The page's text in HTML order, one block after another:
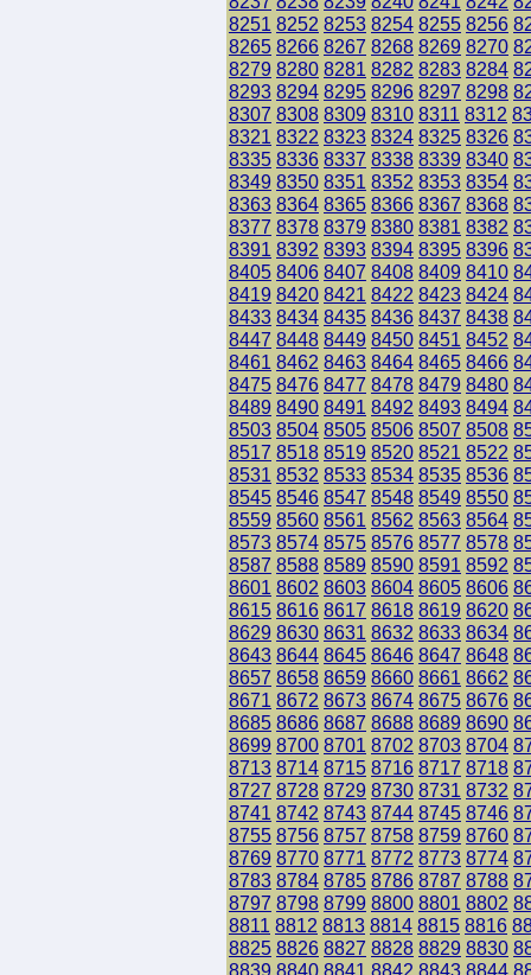
8251 8252 8253 8254 8255 8256
8265 8266 8267 8268 8269 8270
8279 8280 8281 8282 8283 8284
8293 8294 8295 8296 8297 8298
8307 8308 8309 8310 8311 8312
8321 8322 8323 8324 8325 8326
8335 8336 8337 8338 8339 8340
8349 8350 8351 8352 8353 8354
8363 8364 8365 8366 8367 8368
8377 8378 8379 8380 8381 8382
8391 8392 8393 8394 8395 8396
8405 8406 8407 8408 8409 8410
8419 8420 8421 8422 8423 8424
8433 8434 8435 8436 8437 8438
8447 8448 8449 8450 8451 8452
8461 8462 8463 8464 8465 8466
8475 8476 8477 8478 8479 8480
8489 8490 8491 8492 8493 8494
8503 8504 8505 8506 8507 8508
8517 8518 8519 8520 8521 8522
8531 8532 8533 8534 8535 8536
8545 8546 8547 8548 8549 8550
8559 8560 8561 8562 8563 8564
8573 8574 8575 8576 8577 8578
8587 8588 8589 8590 8591 8592
8601 8602 8603 8604 8605 8606
8615 8616 8617 8618 8619 8620
8629 8630 8631 8632 8633 8634
8643 8644 8645 8646 8647 8648
8657 8658 8659 8660 8661 8662
8671 8672 8673 8674 8675 8676
8685 8686 8687 8688 8689 8690
8699 8700 8701 8702 8703 8704
8713 8714 8715 8716 8717 8718
8727 8728 8729 8730 8731 8732
8741 8742 8743 8744 8745 8746
8755 8756 8757 8758 8759 8760
8769 8770 8771 8772 8773 8774
8783 8784 8785 8786 8787 8788
8797 8798 8799 8800 8801 8802
8811 8812 8813 8814 8815 8816
8825 8826 8827 8828 8829 8830
8839 8840 8841 8842 8843 8844